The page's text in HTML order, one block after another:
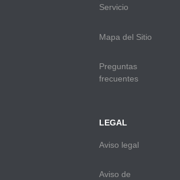
Servicio
Mapa del Sitio
Preguntas
frecuentes
LEGAL
Aviso legal
Aviso de